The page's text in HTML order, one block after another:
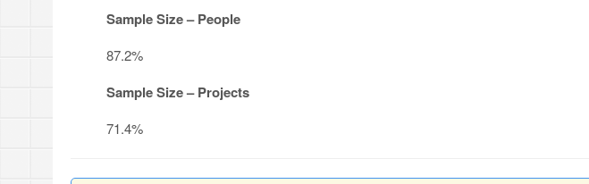
Sample Size – People
87.2%
Sample Size – Projects
71.4%